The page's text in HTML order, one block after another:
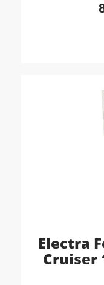
Electra
Cruiser